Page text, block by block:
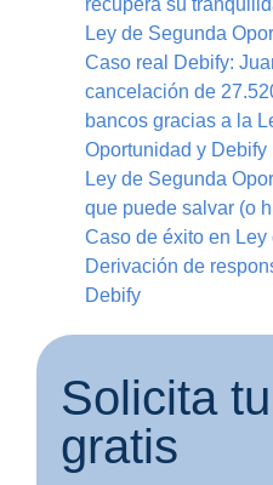
recupera su
Ley de Segunda
Caso real Debify:
cancelación de
bancos gracias a la
Oportunidad y Debify
Ley de Segunda
que puede salvar (o
Caso de éxito en
Derivación de
Debify
Solicita
gratis